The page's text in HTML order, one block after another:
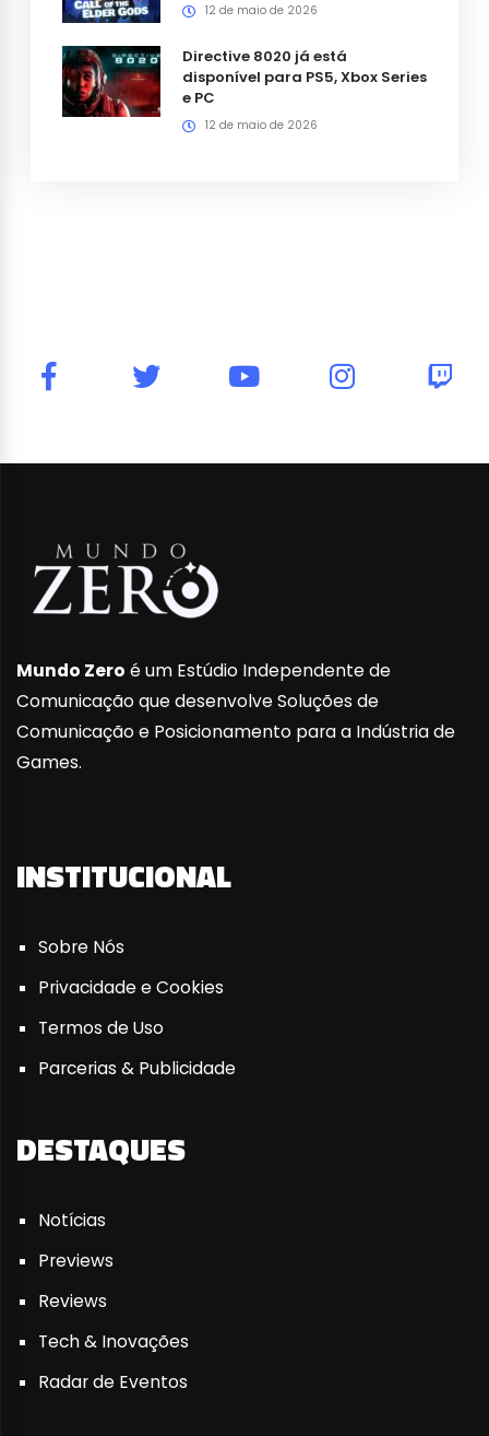
12 de maio de 2026
Directive 8020 já está
disponível para PS5, Xbox Series
e PC
12 de maio de 2026
Mundo Zero é um Estúdio Independente de
Comunicação que desenvolve Soluções de
Comunicação e Posicionamento para a Indústria de
Games.
INSTITUCIONAL
Sobre Nós
Privacidade e Cookies
Termos de Uso
Parcerias & Publicidade
DESTAQUES
Notícias
Previews
Reviews
Tech & Inovações
Radar de Eventos